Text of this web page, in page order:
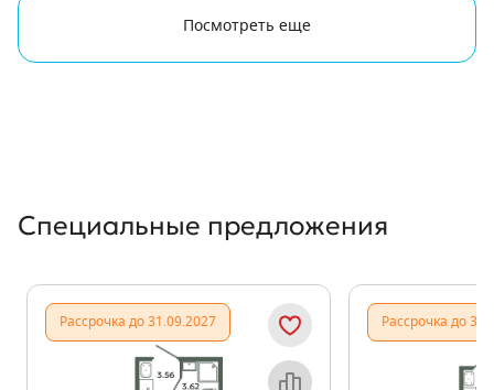
Посмотреть еще
Специальные предложения
Рассрочка до 31.09.2027 Рассрочка до